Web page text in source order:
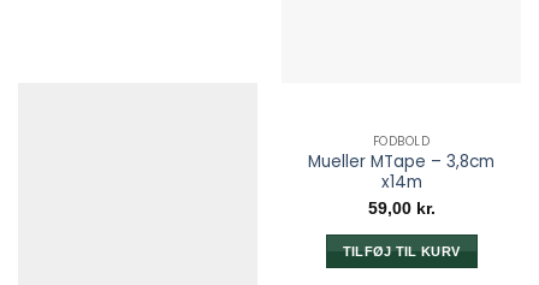
FODBOLD
Mueller MTape – 3,8cm
x14m
59,00 kr.
TILFØJ TIL KURV